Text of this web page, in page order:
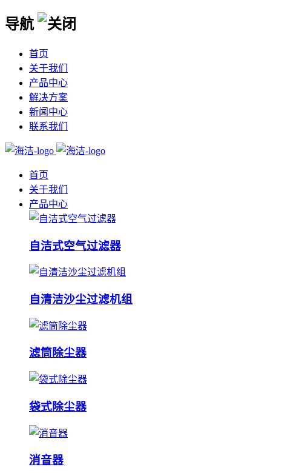
导航
首页
关于我们
产品中心
解决方案
新闻中心
联系我们
首页
关于我们
产品中心
自洁式空气过滤器
自清洁沙尘过滤机组
滤筒除尘器
袋式除尘器
消音器